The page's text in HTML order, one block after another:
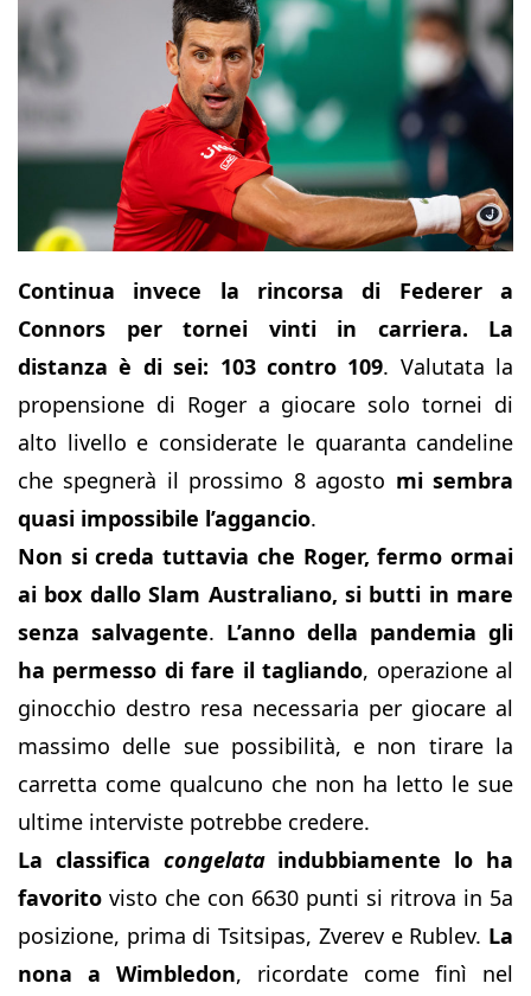
Continua invece la rincorsa di Federer a
Connors per tornei vinti in carriera. La
distanza è di sei: 103 contro 109. Valutata la
propensione di Roger a giocare solo tornei di
alto livello e considerate le quaranta candeline
che spegnerà il prossimo 8 agosto mi sembra
quasi impossibile l’aggancio.
Non si creda tuttavia che Roger, fermo ormai
ai box dallo Slam Australiano, si butti in mare
senza salvagente. L’anno della pandemia gli
ha permesso di fare il tagliando, operazione al
ginocchio destro resa necessaria per giocare al
massimo delle sue possibilità, e non tirare la
carretta come qualcuno che non ha letto le sue
ultime interviste potrebbe credere.
La classifica congelataindubbiamente lo ha
favorito visto che con 6630 punti si ritrova in 5a
posizione, prima di Tsitsipas, Zverev e Rublev. La
nona a Wimbledon, ricordate come finì nel